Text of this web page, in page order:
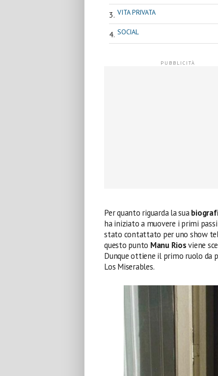
VITA PRIVATA
SOCIAL
Per quanto riguarda la sua
ha iniziato a muovere i primi
stato contattato per uno show
questo punto Manu Riosviene
Dunque ottiene il primo ruolo da
Los Miserables.